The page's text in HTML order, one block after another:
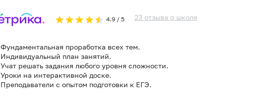
4.9 / 5 23 отзыва о школе
Фундаментальная проработка всех тем.
Индивидуальный план занятий.
Учат решать задания любого уровня сложности.
Уроки на интерактивной доске.
Преподаватели с опытом подготовки к ЕГЭ.